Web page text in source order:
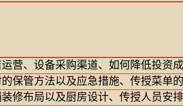
营、设备采购渠道、如何降低投资
保管方法以及应急措施、传授菜单
修布局以及厨房设计、传授人员安